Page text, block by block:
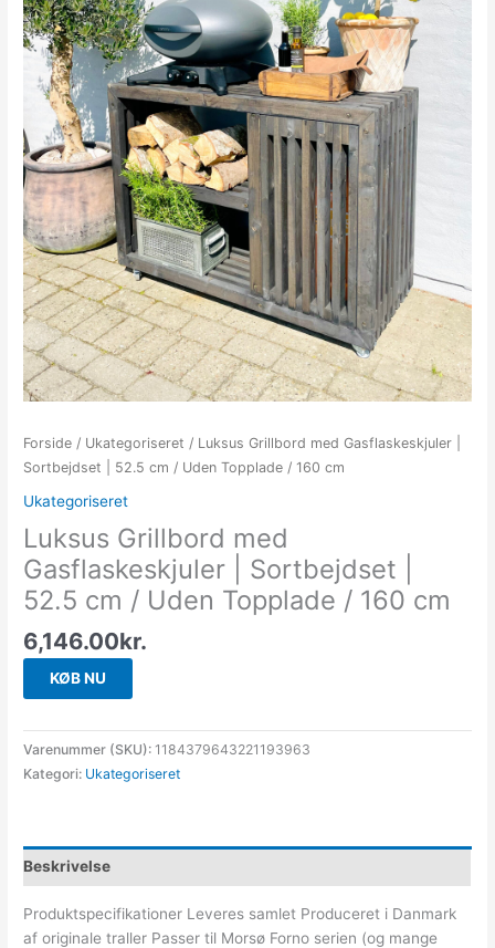
Forside / Ukategoriseret / Luksus Grillbord med Gasflaskeskjuler |
Sortbejdset | 52.5 cm / Uden Topplade / 160 cm
Ukategoriseret
Luksus Grillbord med
Gasflaskeskjuler | Sortbejdset |
52.5 cm / Uden Topplade / 160 cm
6,146.00kr.
KØB NU
Varenummer (SKU): 1184379643221193963
Kategori: Ukategoriseret
Beskrivelse
Produktspecifikationer Leveres samlet Produceret i Danmark
af originale traller Passer til Morsø Forno serien (og mange